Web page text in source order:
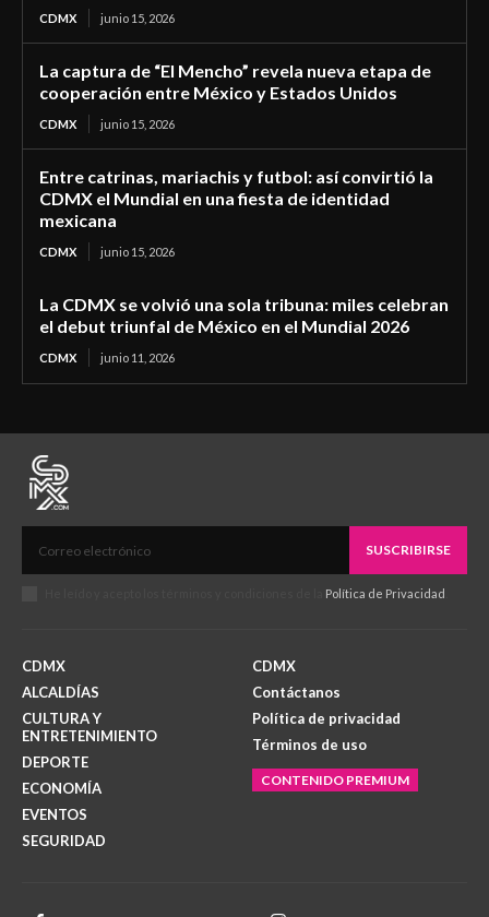
CDMX junio 15, 2026
La captura de “El Mencho” revela nueva etapa de
cooperación entre México y Estados Unidos
CDMX junio 15, 2026
Entre catrinas, mariachis y futbol: así convirtió la
CDMX el Mundial en una fiesta de identidad
mexicana
CDMX junio 15, 2026
La CDMX se volvió una sola tribuna: miles celebran
el debut triunfal de México en el Mundial 2026
CDMX junio 11, 2026
SUSCRIBIRSE
Política de Privacidad
CDMX
ALCALDÍAS
CULTURA Y
ENTRETENIMIENTO
DEPORTE
ECONOMÍA
EVENTOS
SEGURIDAD
CDMX
Contáctanos
Política de privacidad
Términos de uso
CONTENIDO PREMIUM